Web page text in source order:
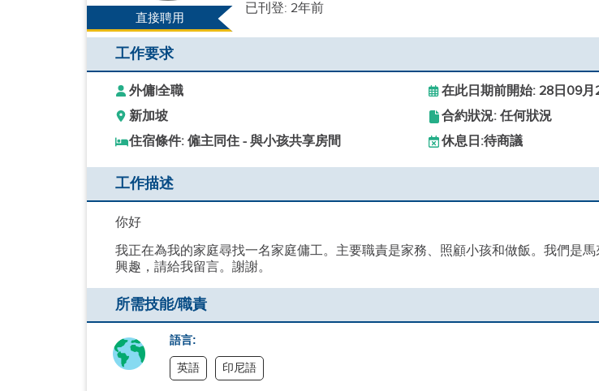
直接聘用
已刊登: 2年前
工作要求
外傭|全職
在此日期前開始: 28日09
新加坡
合約狀況: 任何狀況
住宿條件: 僱主同住 - 與小孩共享房間
休息日:待商議
工作描述
你好
我正在為我的家庭尋找一名家庭傭工。主要職責是家務、照顧小孩和做飯。我們是
興趣，請給我留言。謝謝。
所需技能/職責
語言:
英語 印尼語